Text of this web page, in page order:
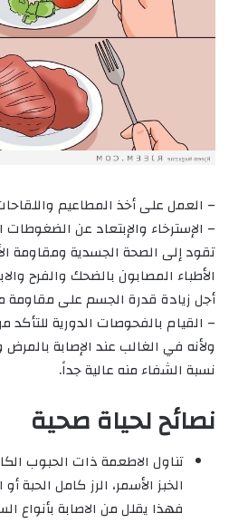
– العمل على أخذ المطاعيم
– الإسترخاء والإبتعاد عن
تقود إلى الصحة الجسدية ومقاومة
الأطباء المصابون بالضحك والفرح
أجل زيادة قدرة الجسم على
– القيام بالفحوصات الدورية
ولأنه في الغالب عند الإصابة
نسبة الشفاء منه عالية جداً.
نصائح لحياة صحية
تناول الاطعمة ذات الحبوب
الخبز الأسمر، الرز كامل الحبة
فهذا يقلل من الاصابة بأنواع